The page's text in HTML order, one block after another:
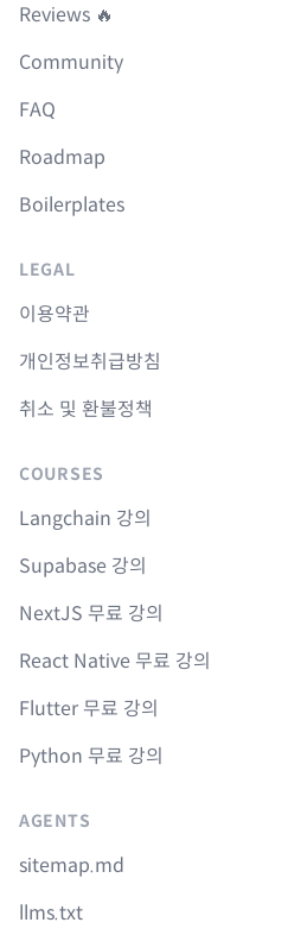
Reviews 🔥
Community
FAQ
Roadmap
Boilerplates
LEGAL
이용약관
개인정보취급방침
취소 및 환불정책
COURSES
Langchain 강의
Supabase 강의
NextJS 무료 강의
React Native 무료 강의
Flutter 무료 강의
Python 무료 강의
AGENTS
sitemap.md
llms.txt